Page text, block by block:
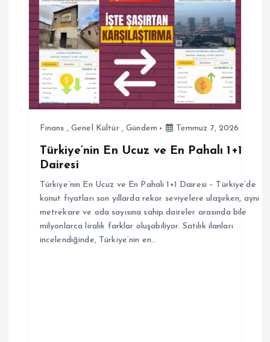
n
m
e
Finans ,Genel Kültür,Gündem Temmuz 7, 2026
Türkiye’nin En Ucuz ve En Pahalı 1+1
Dairesi
Türkiye’nin En Ucuz ve En Pahalı 1+1 Dairesi – Türkiye’de
konut fiyatları son yıllarda rekor seviyelere ulaşırken, aynı
metrekare ve oda sayısına sahip daireler arasında bile
milyonlarca liralık farklar oluşabiliyor. Satılık ilanları
incelendiğinde, Türkiye’nin en…